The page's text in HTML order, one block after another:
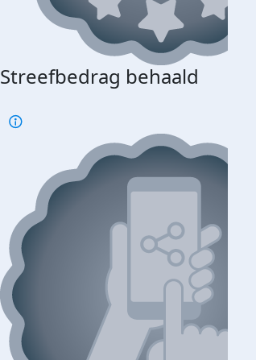
Streefbedrag behaald